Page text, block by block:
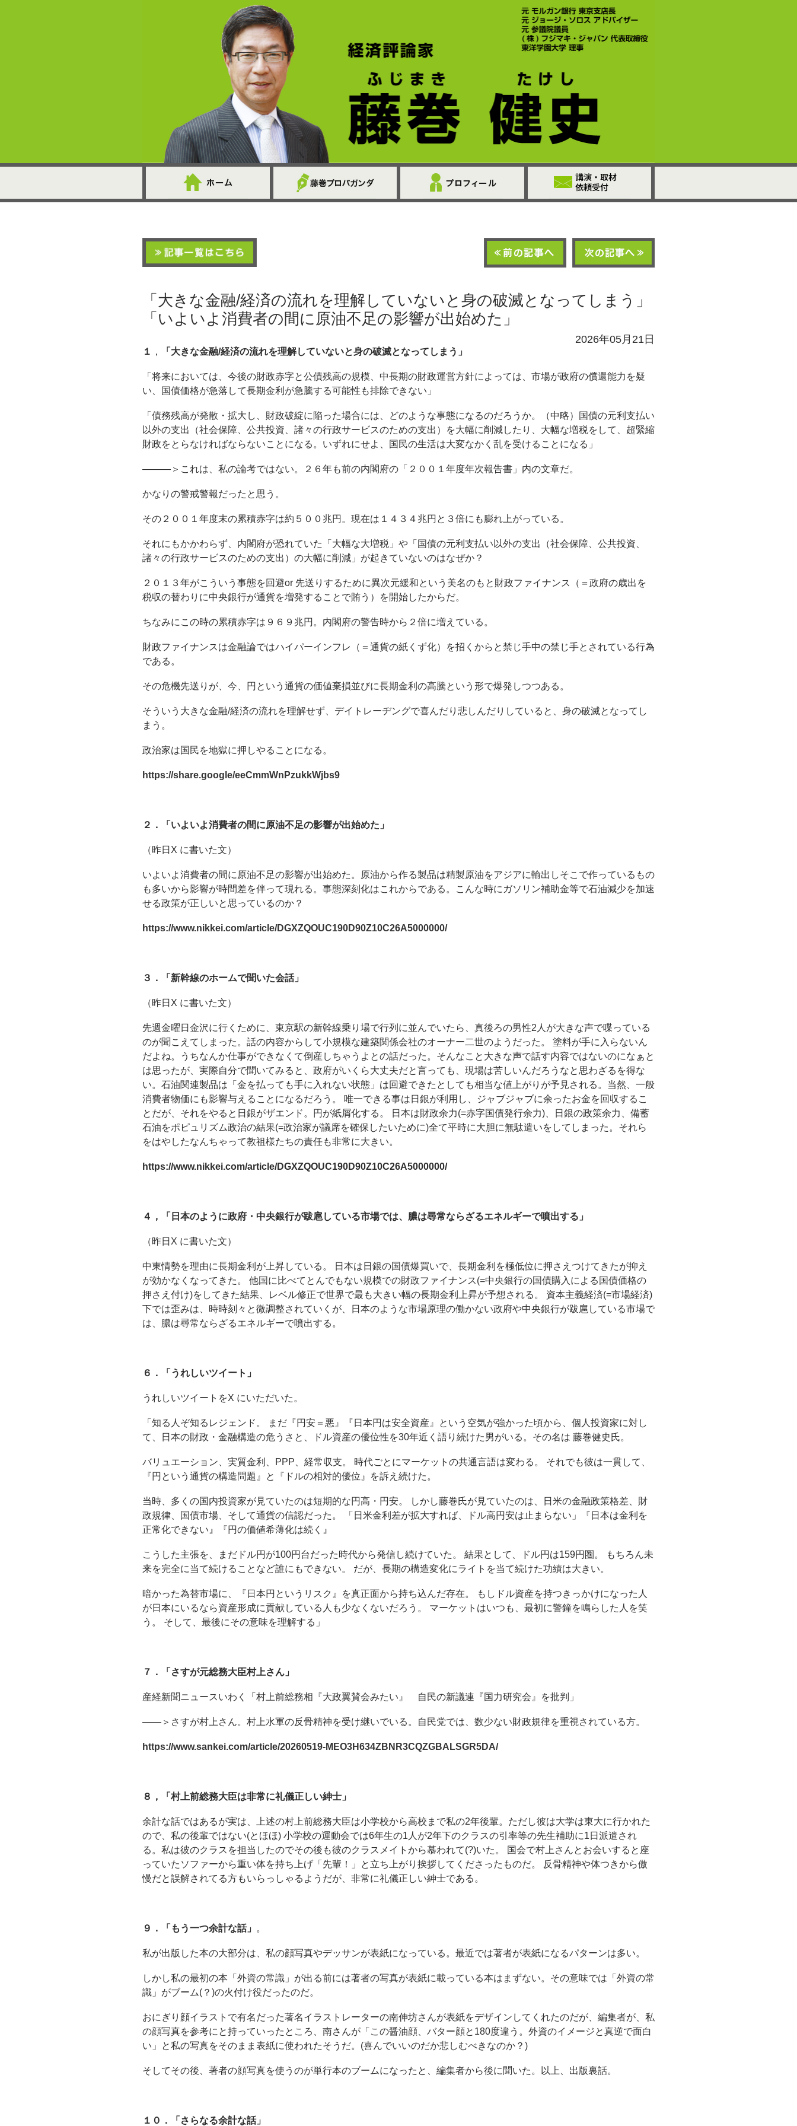
「大きな金融/経済の流れを理解していないと身の破滅となってしまう」
「いよいよ消費者の間に原油不足の影響が出始めた」
2026年05月21日
１ ， 「大きな金融/経済の流れを理解していないと身の破滅となってしまう」
「将来においては、今後の財政赤字と公債残高の規模、中長期の財政運営方針によっては、市場が政府の償還能力を疑
い、国債価格が急落して長期金利が急騰する可能性も排除できない」
「債務残高が発散・拡大し、財政破綻に陥った場合には、どのような事態になるのだろうか。（中略）国債の元利支払い
以外の支出（社会保障、公共投資、諸々の行政サービスのための支出）を大幅に削減したり、大幅な増税をして、超緊縮
財政をとらなければならないことになる。いずれにせよ、国民の生活は大変なかく乱を受けることになる」
―――＞これは、私の論考ではない。２６年も前の内閣府の「２００１年度年次報告書」内の文章だ。
かなりの警戒警報だったと思う。
その２００１年度末の累積赤字は約５００兆円。現在は１４３４兆円と３倍にも膨れ上がっている。
それにもかかわらず、内閣府が恐れていた「大幅な大増税」や「国債の元利支払い以外の支出（社会保障、公共投資、
諸々の行政サービスのための支出）の大幅に削減」が起きていないのはなぜか？
２０１３年がこういう事態を回避or 先送りするために異次元緩和という美名のもと財政ファイナンス（＝政府の歳出を
税収の替わりに中央銀行が通貨を増発することで賄う）を開始したからだ。
ちなみにこの時の累積赤字は９６９兆円。内閣府の警告時から２倍に増えている。
財政ファイナンスは金融論ではハイパーインフレ（＝通貨の紙くず化）を招くからと禁じ手中の禁じ手とされている行為
である。
その危機先送りが、今、円という通貨の価値棄損並びに長期金利の高騰という形で爆発しつつある。
そういう大きな金融/経済の流れを理解せず、デイトレーヂングで喜んだり悲しんだりしていると、身の破滅となってし
まう。
政治家は国民を地獄に押しやることになる。
https://share.google/eeCmmWnPzukkWjbs9
２．「いよいよ消費者の間に原油不足の影響が出始めた」
（昨日X に書いた文）
いよいよ消費者の間に原油不足の影響が出始めた。原油から作る製品は精製原油をアジアに輸出しそこで作っているもの
も多いから影響が時間差を伴って現れる。事態深刻化はこれからである。こんな時にガソリン補助金等で石油減少を加速
せる政策が正しいと思っているのか？
https://www.nikkei.com/article/DGXZQOUC190D90Z10C26A5000000/
３．「新幹線のホームで聞いた会話」
（昨日X に書いた文）
先週金曜日金沢に行くために、東京駅の新幹線乗り場で行列に並んでいたら、真後ろの男性2人が大きな声で喋っている
のが聞こえてしまった。話の内容からして小規模な建築関係会社のオーナー二世のようだった。 塗料が手に入らないん
だよね。うちなんか仕事ができなくて倒産しちゃうよとの話だった。そんなこと大きな声で話す内容ではないのになぁと
は思ったが、実際自分で聞いてみると、政府がいくら大丈夫だと言っても、現場は苦しいんだろうなと思わざるを得な
い。石油関連製品は「金を払っても手に入れない状態」は回避できたとしても相当な値上がりが予見される。当然、一般
消費者物価にも影響与えることになるだろう。 唯一できる事は日銀が利用し、ジャブジャブに余ったお金を回収するこ
とだが、それをやると日銀がザエンド。円が紙屑化する。 日本は財政余力(=赤字国債発行余力)、日銀の政策余力、備蓄
石油をポピュリズム政治の結果(=政治家が議席を確保したいために)全て平時に大胆に無駄遣いをしてしまった。それら
をはやしたなんちゃって教祖様たちの責任も非常に大きい。
https://www.nikkei.com/article/DGXZQOUC190D90Z10C26A5000000/
４，「日本のように政府・中央銀行が跋扈している市場では、膿は尋常ならざるエネルギーで噴出する」
（昨日X に書いた文）
中東情勢を理由に長期金利が上昇している。 日本は日銀の国債爆買いで、長期金利を極低位に押さえつけてきたが抑え
が効かなくなってきた。 他国に比べてとんでもない規模での財政ファイナンス(=中央銀行の国債購入による国債価格の
押さえ付け)をしてきた結果、レベル修正で世界で最も大きい幅の長期金利上昇が予想される。 資本主義経済(=市場経済)
下では歪みは、時時刻々と微調整されていくが、日本のような市場原理の働かない政府や中央銀行が跋扈している市場で
は、膿は尋常ならざるエネルギーで噴出する。
６．「うれしいツイート」
うれしいツイートをX にいただいた。
「知る人ぞ知るレジェンド。 まだ『円安＝悪』『日本円は安全資産』という空気が強かった頃から、個人投資家に対し
て、日本の財政・金融構造の危うさと、ドル資産の優位性を30年近く語り続けた男がいる。その名は 藤巻健史氏。
バリュエーション、実質金利、PPP、経常収支。 時代ごとにマーケットの共通言語は変わる。 それでも彼は一貫して、
『円という通貨の構造問題』と『ドルの相対的優位』を訴え続けた。
当時、多くの国内投資家が見ていたのは短期的な円高・円安。 しかし藤巻氏が見ていたのは、日米の金融政策格差、財
政規律、国債市場、そして通貨の信認だった。 「日米金利差が拡大すれば、ドル高円安は止まらない」『日本は金利を
正常化できない』『円の価値希薄化は続く』
こうした主張を、まだドル円が100円台だった時代から発信し続けていた。 結果として、ドル円は159円圏。 もちろん未
来を完全に当て続けることなど誰にもできない。 だが、長期の構造変化にライトを当て続けた功績は大きい。
暗かった為替市場に、『日本円というリスク』を真正面から持ち込んだ存在。 もしドル資産を持つきっかけになった人
が日本にいるなら資産形成に貢献している人も少なくないだろう。 マーケットはいつも、最初に警鐘を鳴らした人を笑
う。 そして、最後にその意味を理解する」
７．「さすが元総務大臣村上さん」
産経新聞ニュースいわく「村上前総務相『大政翼賛会みたい』 自民の新議連『国力研究会』を批判」
――＞さすが村上さん。村上水軍の反骨精神を受け継いでいる。自民党では、数少ない財政規律を重視されている方。
https://www.sankei.com/article/20260519-MEO3H634ZBNR3CQZGBALSGR5DA/
８，「村上前総務大臣は非常に礼儀正しい紳士」
余計な話ではあるが実は、上述の村上前総務大臣は小学校から高校まで私の2年後輩。ただし彼は大学は東大に行かれた
ので、私の後輩ではない(とほほ) 小学校の運動会では6年生の1人が2年下のクラスの引率等の先生補助に1日派遣され
る。私は彼のクラスを担当したのでその後も彼のクラスメイトから慕われて(?)いた。 国会で村上さんとお会いすると座
っていたソファーから重い体を持ち上げ「先輩！」と立ち上がり挨拶してくださったものだ。 反骨精神や体つきから傲
慢だと誤解されてる方もいらっしゃるようだが、非常に礼儀正しい紳士である。
９．「もう一つ余計な話」 。
私が出版した本の大部分は、私の顔写真やデッサンが表紙になっている。最近では著者が表紙になるパターンは多い。
しかし私の最初の本「外資の常識」が出る前には著者の写真が表紙に載っている本はまずない。その意味では「外資の常
識」がブーム(？)の火付け役だったのだ。
おにぎり顔イラストで有名だった著名イラストレーターの南伸坊さんが表紙をデザインしてくれたのだが、編集者が、私
の顔写真を参考にと持っていったところ、南さんが「この醤油顔、バター顔と180度違う。外資のイメージと真逆で面白
い」と私の写真をそのまま表紙に使われたそうだ。(喜んでいいのだか悲しむべきなのか？)
そしてその後、著者の顔写真を使うのが単行本のブームになったと、編集者から後に聞いた。以上、出版裏話。
１０．「さらなる余計な話」